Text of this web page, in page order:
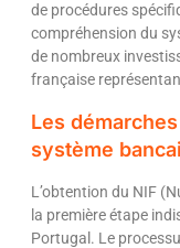
de procédures
compréhension du
de nombreux
française
Les
système
L’obtention du NIF
la première étape
Portugal. Le